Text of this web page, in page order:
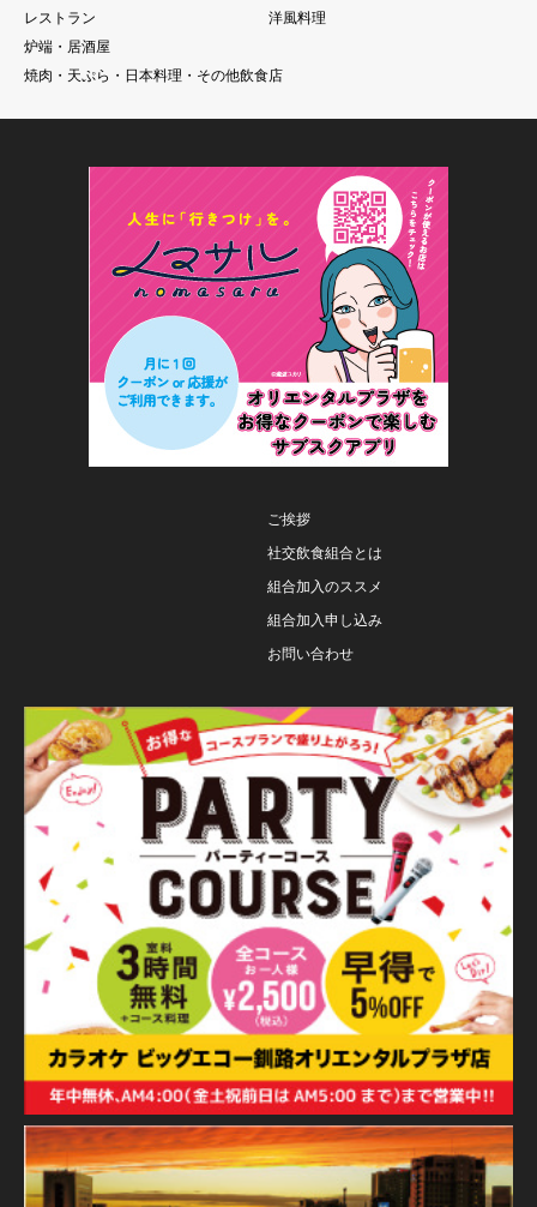
レストラン
洋風料理
炉端・居酒屋
焼肉・天ぷら・日本料理・その他飲食店
ご挨拶
社交飲食組合とは
組合加入のススメ
組合加入申し込み
お問い合わせ